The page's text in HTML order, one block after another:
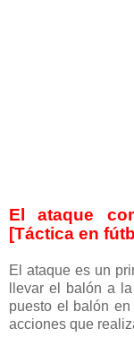
El ataque
[Táctica en
El ataque es un
llevar el balón a
puesto el balón
acciones que